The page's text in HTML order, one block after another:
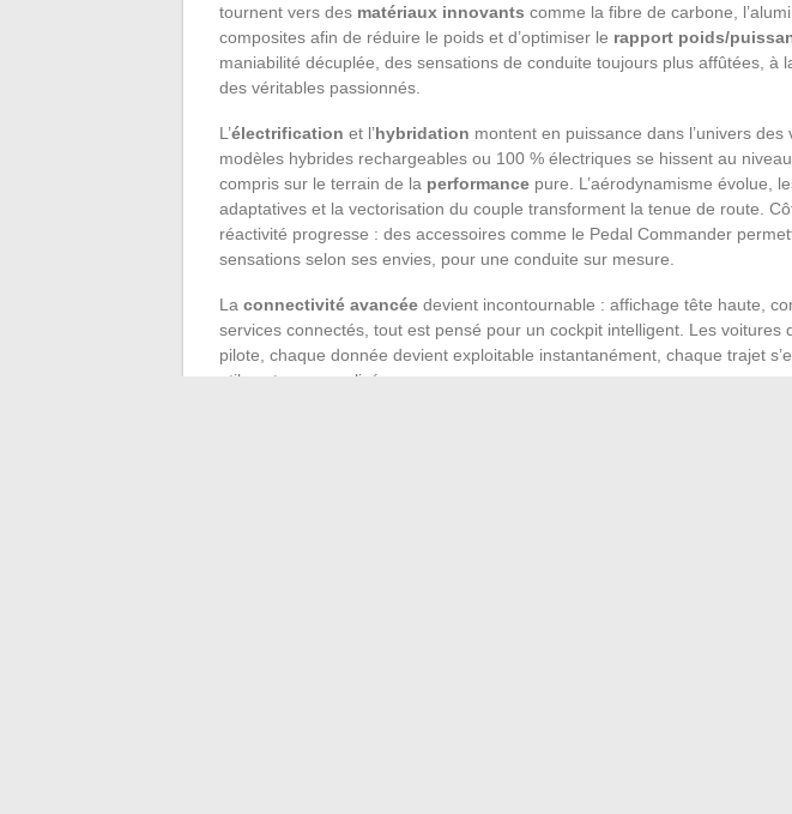
tournent vers des matériaux innovants comme la fibre de carbone,
composites afin de réduire le poids et d’optimiser le rapport poids/
maniabilité décuplée, des sensations de conduite toujours plus affûtées, à
des véritables passionnés.
L’électrification et l’hybridation montent en puissance dans l’univers
modèles hybrides rechargeables ou 100 % électriques se hissent au
compris sur le terrain de la performance pure. L’aérodynamisme évolue,
adaptatives et la vectorisation du couple transforment la tenue de route.
réactivité progresse : des accessoires comme le Pedal Commander
sensations selon ses envies, pour une conduite sur mesure.
La connectivité avancée devient incontournable : affichage tête haute,
services connectés, tout est pensé pour un cockpit intelligent. Les voitures
pilote, chaque donnée devient exploitable instantanément, chaque trajet
utiles et personnalisées.